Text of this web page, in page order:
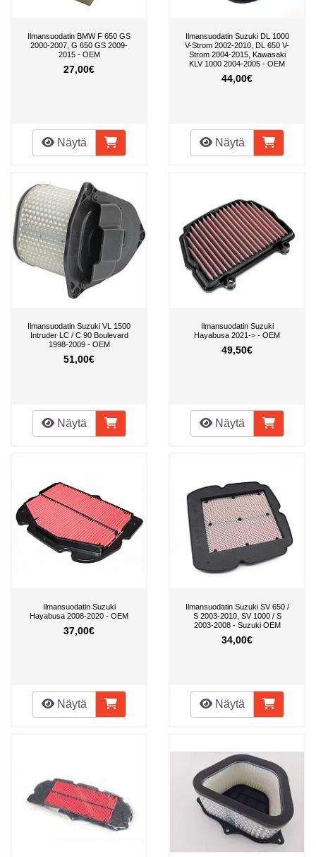
Ilmansuodatin BMW F 650 GS
2000-2007, G 650 GS 2009-
2015 - OEM
27,00€
Näytä
Ilmansuodatin Suzuki DL 1000
V-Strom 2002-2010, DL 650 V-
Strom 2004-2015, Kawasaki
KLV 1000 2004-2005 - OEM
44,00€
Näytä
Ilmansuodatin Suzuki VL 1500
Intruder LC / C 90 Boulevard
1998-2009 - OEM
51,00€
Näytä
Ilmansuodatin Suzuki
Hayabusa 2021-> - OEM
49,50€
Näytä
Ilmansuodatin Suzuki
Hayabusa 2008-2020 - OEM
37,00€
Näytä
Ilmansuodatin Suzuki SV 650 /
S 2003-2010, SV 1000 / S
2003-2008 - Suzuki OEM
34,00€
Näytä